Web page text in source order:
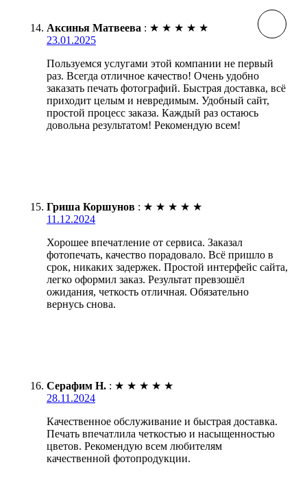
Аксинья Матвеева : ★ ★ ★ ★ ★
23.01.2025
Пользуемся услугами этой компании не первый
раз. Всегда отличное качество! Очень удобно
заказать печать фотографий. Быстрая доставка, всё
приходит целым и невредимым. Удобный сайт,
простой процесс заказа. Каждый раз остаюсь
довольна результатом! Рекомендую всем!
Гриша Коршунов : ★ ★ ★ ★ ★
11.12.2024
Хорошее впечатление от сервиса. Заказал
фотопечать, качество порадовало. Всё пришло в
срок, никаких задержек. Простой интерфейс сайта,
легко оформил заказ. Результат превзошёл
ожидания, четкость отличная. Обязательно
вернусь снова.
Серафим Н. : ★ ★ ★ ★ ★
28.11.2024
Качественное обслуживание и быстрая доставка.
Печать впечатлила четкостью и насыщенностью
цветов. Рекомендую всем любителям
качественной фотопродукции.